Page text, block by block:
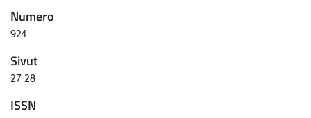
Numero
924
Sivut
27-28
ISSN